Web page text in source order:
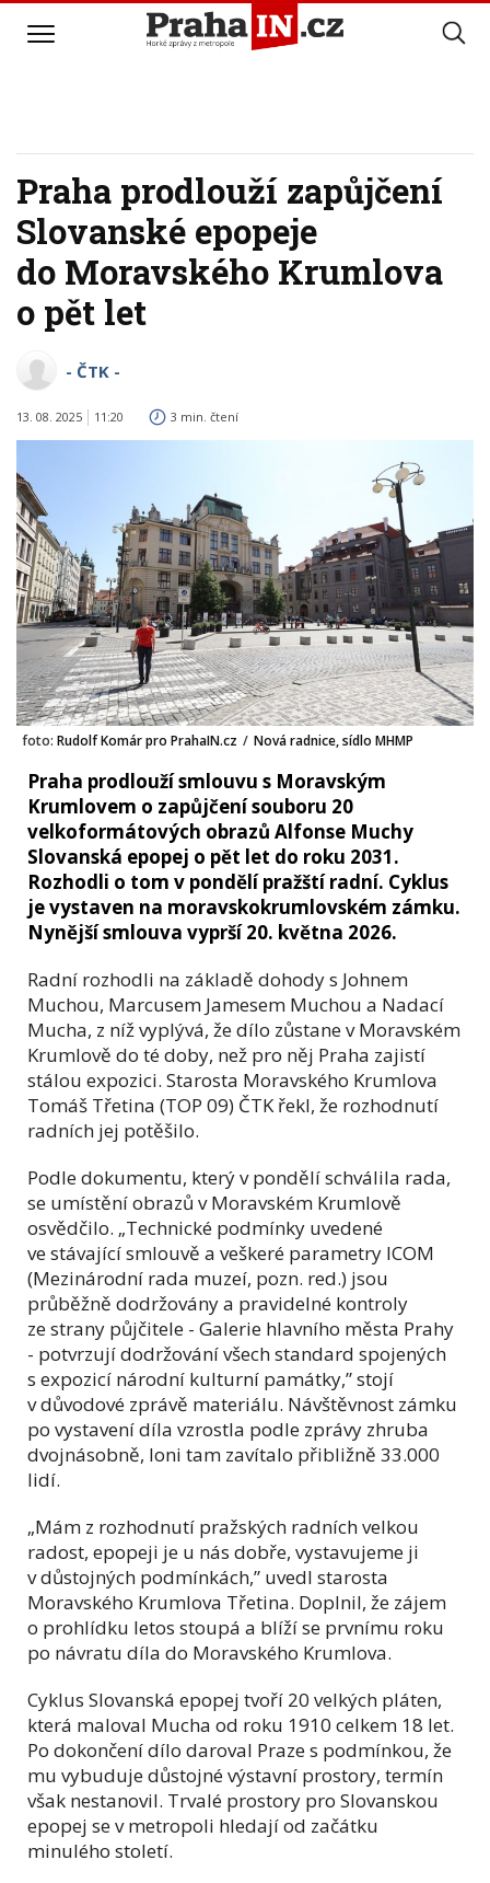
Praha prodlouží zapůjčení
Slovanské epopeje
do Moravského Krumlova
o pět let
- ČTK -
13. 08. 2025 11:20 3 min. čtení
foto: Rudolf Komár pro PrahaIN.cz / Nová radnice, sídlo MHMP
Praha prodlouží smlouvu s Moravským
Krumlovem o zapůjčení souboru 20
velkoformátových obrazů Alfonse Muchy
Slovanská epopej o pět let do roku 2031.
Rozhodli o tom v pondělí pražští radní. Cyklus
je vystaven na moravskokrumlovském zámku.
Nynější smlouva vyprší 20. května 2026.
Radní rozhodli na základě dohody s Johnem
Muchou, Marcusem Jamesem Muchou a Nadací
Mucha, z níž vyplývá, že dílo zůstane v Moravském
Krumlově do té doby, než pro něj Praha zajistí
stálou expozici. Starosta Moravského Krumlova
Tomáš Třetina (TOP 09) ČTK řekl, že rozhodnutí
radních jej potěšilo.
Podle dokumentu, který v pondělí schválila rada,
se umístění obrazů v Moravském Krumlově
osvědčilo. „Technické podmínky uvedené
ve stávající smlouvě a veškeré parametry ICOM
(Mezinárodní rada muzeí, pozn. red.) jsou
průběžně dodržovány a pravidelné kontroly
ze strany půjčitele - Galerie hlavního města Prahy
- potvrzují dodržování všech standard spojených
s expozicí národní kulturní památky,” stojí
v důvodové zprávě materiálu. Návštěvnost zámku
po vystavení díla vzrostla podle zprávy zhruba
dvojnásobně, loni tam zavítalo přibližně 33.000
lidí.
„Mám z rozhodnutí pražských radních velkou
radost, epopeji je u nás dobře, vystavujeme ji
v důstojných podmínkách,” uvedl starosta
Moravského Krumlova Třetina. Doplnil, že zájem
o prohlídku letos stoupá a blíží se prvnímu roku
po návratu díla do Moravského Krumlova.
Cyklus Slovanská epopej tvoří 20 velkých pláten,
která maloval Mucha od roku 1910 celkem 18 let.
Po dokončení dílo daroval Praze s podmínkou, že
mu vybuduje důstojné výstavní prostory, termín
však nestanovil. Trvalé prostory pro Slovanskou
epopej se v metropoli hledají od začátku
minulého století.